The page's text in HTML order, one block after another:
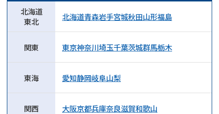
北海道
東北
北海道青森岩手宮城秋田山形福島
関東 東京神奈川埼玉千葉茨城群馬栃木
東海 愛知静岡岐阜山梨
関西 大阪京都兵庫奈良滋賀和歌山